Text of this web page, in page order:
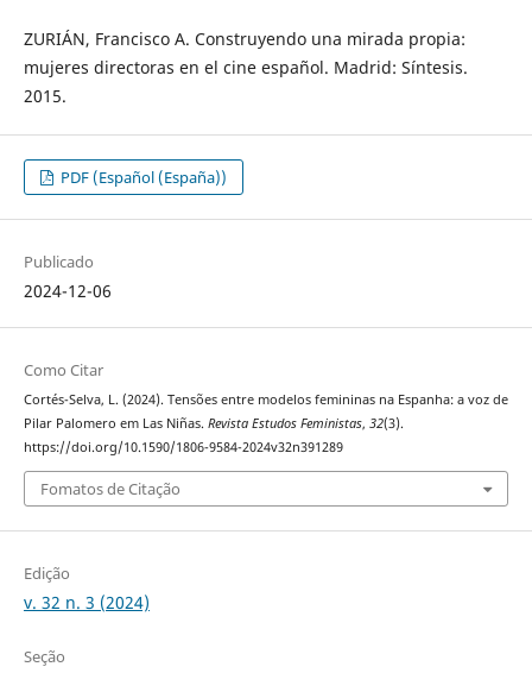
ZURIÁN, Francisco A. Construyendo una mirada propia:
mujeres directoras en el cine español. Madrid: Síntesis.
2015.
PDF (Español (España))
Publicado
2024-12-06
Como Citar
Cortés-Selva, L. (2024). Tensões entre modelos femininas na Espanha: a voz de
Pilar Palomero em Las Niñas. Revista Estudos Feministas, 32(3).
https://doi.org/10.1590/1806-9584-2024v32n391289
Fomatos de Citação
Edição
v. 32 n. 3 (2024)
Seção